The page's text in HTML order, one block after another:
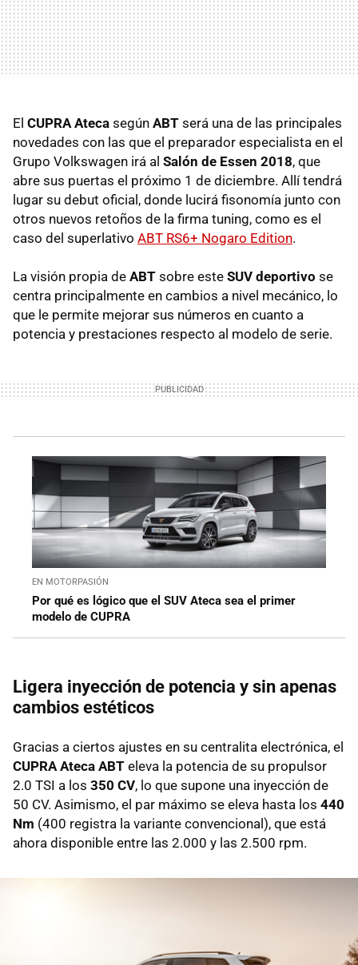
El CUPRA Ateca según ABT será una de las principales
novedades con las que el preparador especialista en el
Grupo Volkswagen irá al Salón de Essen 2018, que
abre sus puertas el próximo 1 de diciembre. Allí tendrá
lugar su debut oficial, donde lucirá fisonomía junto con
otros nuevos retoños de la firma tuning, como es el
caso del superlativo ABT RS6+ Nogaro Edition.
La visión propia de ABT sobre este SUV deportivo se
centra principalmente en cambios a nivel mecánico, lo
que le permite mejorar sus números en cuanto a
potencia y prestaciones respecto al modelo de serie.
EN MOTORPASIÓN
Por qué es lógico que el SUV Ateca sea el primer
modelo de CUPRA
Ligera inyección de potencia y sin apenas
cambios estéticos
Gracias a ciertos ajustes en su centralita electrónica, el
CUPRA Ateca ABT eleva la potencia de su propulsor
2.0 TSI a los 350 CV, lo que supone una inyección de
50 CV. Asimismo, el par máximo se eleva hasta los 440
Nm (400 registra la variante convencional), que está
ahora disponible entre las 2.000 y las 2.500 rpm.